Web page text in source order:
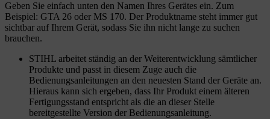
Geben Sie einfach unten den Namen Ihres Gerätes ein. Zum
Beispiel: GTA 26 oder MS 170. Der Produktname steht immer gut
sichtbar auf Ihrem Gerät, sodass Sie ihn nicht lange zu suchen
brauchen.
STIHL arbeitet ständig an der Weiterentwicklung sämtlicher
Produkte und passt in diesem Zuge auch die
Bedienungsanleitungen an den neuesten Stand der Geräte an.
Hieraus kann sich ergeben, dass Ihr Produkt einem älteren
Fertigungsstand entspricht als die an dieser Stelle
bereitgestellte Version der Bedienungsanleitung.